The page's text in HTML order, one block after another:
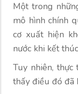
Một trong
mô hình chính
cơ xuất hiện
nước khi kết
Tuy nhiên, thực
thấy điều đó đã